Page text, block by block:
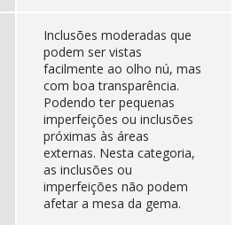
Inclusões moderadas que
podem ser vistas
facilmente ao olho nú, mas
com boa transparência.
Podendo ter pequenas
imperfeições ou inclusões
próximas às áreas
externas. Nesta categoria,
as inclusões ou
imperfeições não podem
afetar a mesa da gema.